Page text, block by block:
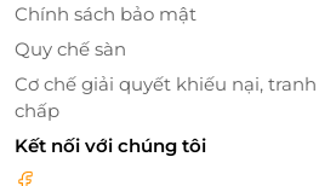
Chính sách bảo mật
Quy chế sàn
Cơ chế giải quyết khiếu nại, tranh
chấp
Kết nối với chúng tôi